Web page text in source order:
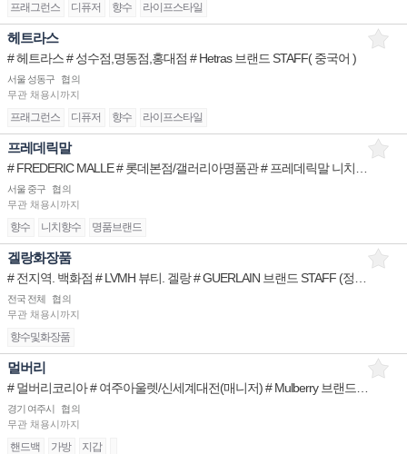
프래그런스 디퓨저 향수 라이프스타일
헤트라스
# 헤트라스 # 성수점,명동점,홍대점 # Hetras 브랜드 STAFF( 중국어 )
서울 성동구
협의
무관 채용시까지
프래그런스 디퓨저 향수 라이프스타일
프레데릭말
서울 중구
협의
무관 채용시까지
향수 니치향수 명품브랜드
겔랑화장품
전국 전체
협의
무관 채용시까지
향수및화장품
멀버리
경기 여주시
협의
무관 채용시까지
핸드백 가방 지갑